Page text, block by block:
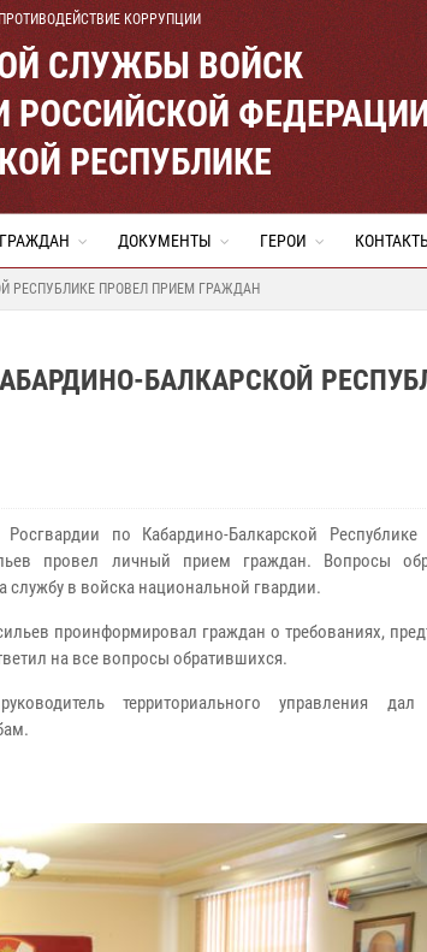
ПРОТИВОДЕЙСТВИЕ КОРРУПЦИИ
СЛУЖБЫ ВОЙСК
РОССИЙСКОЙ
РЕСПУБЛИКЕ
ДОКУМЕНТЫ ГЕРОИ
РЕСПУБЛИКЕ ПРОВЕЛ ПРИЕМ ГРАЖДАН
БАЛКАРСКОЙ
по Кабардино-Балкарской Республике
провел личный прием граждан. Вопросы
службу в войска национальной гвардии.
проинформировал граждан о требованиях,
на все вопросы обратившихся.
территориального управления дал